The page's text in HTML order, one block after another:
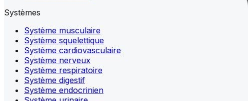
Systèmes
Système musculaire
Système squelettique
Système cardiovasculaire
Système nerveux
Système respiratoire
Système digestif
Système endocrinien